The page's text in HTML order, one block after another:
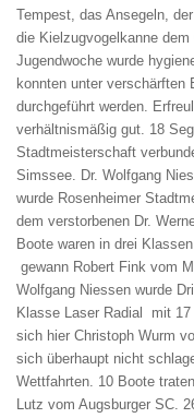
Tempest, das Ansegeln,
die Kielzugvogelkanne
Jugendwoche wurde
konnten unter verschärften
durchgeführt werden.
verhältnismäßig gut. 18
Stadtmeisterschaft
Simssee. Dr. Wolfgang
wurde Rosenheimer
dem verstorbenen Dr.
Boote waren in drei
gewann Robert Fink vom
Wolfgang Niessen wurde
Klasse Laser Radial mit
sich hier Christoph Wurm
sich überhaupt nicht
Wettfahrten. 10 Boote
Lutz vom Augsburger SC.